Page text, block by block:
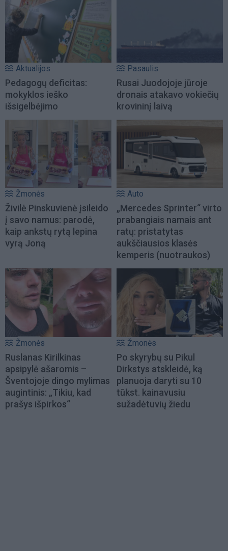
Aktualijos
Pedagogų deficitas:
mokyklos ieško
išsigelbėjimo
Pasaulis
Rusai Juodojoje jūroje
dronais atakavo vokiečių
krovininį laivą
Žmonės
Živilė Pinskuvienė įsileido
į savo namus: parodė,
kaip ankstų rytą lepina
vyrą Joną
Auto
„Mercedes Sprinter“ virto
prabangiais namais ant
ratų: pristatytas
aukščiausios klasės
kemperis (nuotraukos)
Žmonės
Ruslanas Kirilkinas
apsipylė ašaromis –
Šventojoje dingo mylimas
augintinis: „Tikiu, kad
prašys išpirkos“
Žmonės
Po skyrybų su Pikul
Dirkstys atskleidė, ką
planuoja daryti su 10
tūkst. kainavusiu
sužadėtuvių žiedu